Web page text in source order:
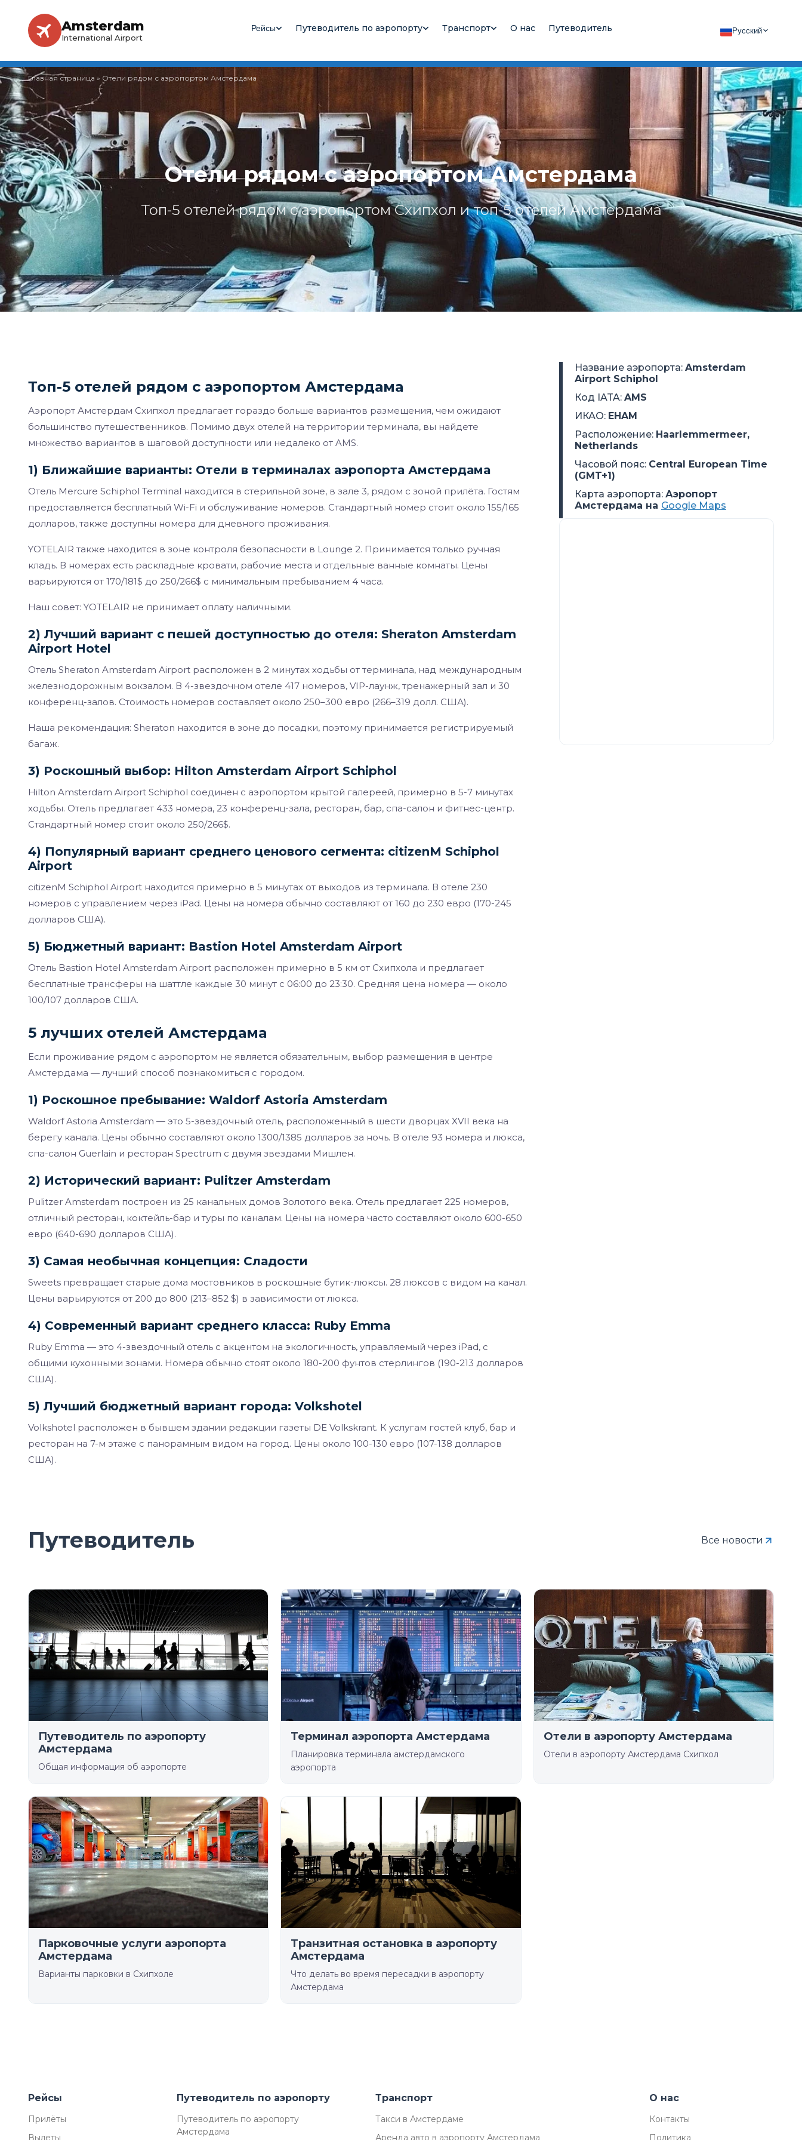
Amsterdam
International Airport
Рейсы Путеводитель по аэропорту Транспорт О нас Путеводитель Русский
Главная страница » Отели рядом с аэропортом Амстердама
Отели рядом с аэропортом Амстердама
Топ-5 отелей рядом с аэропортом Схипхол и топ-5 отелей Амстердама
Топ-5 отелей рядом с аэропортом Амстердама
Аэропорт Амстердам Схипхол предлагает гораздо больше вариантов размещения, чем ожидают
большинство путешественников. Помимо двух отелей на территории терминала, вы найдете
множество вариантов в шаговой доступности или недалеко от AMS.
1) Ближайшие варианты: Отели в терминалах аэропорта Амстердама
Отель Mercure Schiphol Terminal находится в стерильной зоне, в зале 3, рядом с зоной прилёта. Гостям
предоставляется бесплатный Wi-Fi и обслуживание номеров. Стандартный номер стоит около 155/165
долларов, также доступны номера для дневного проживания.
YOTELAIR также находится в зоне контроля безопасности в Lounge 2. Принимается только ручная
кладь. В номерах есть раскладные кровати, рабочие места и отдельные ванные комнаты. Цены
варьируются от 170/181$ до 250/266$ с минимальным пребыванием 4 часа.
Наш совет: YOTELAIR не принимает оплату наличными.
2) Лучший вариант с пешей доступностью до отеля: Sheraton Amsterdam
Airport Hotel
Отель Sheraton Amsterdam Airport расположен в 2 минутах ходьбы от терминала, над международным
железнодорожным вокзалом. В 4-звездочном отеле 417 номеров, VIP-лаунж, тренажерный зал и 30
конференц-залов. Стоимость номеров составляет около 250–300 евро (266–319 долл. США).
Наша рекомендация: Sheraton находится в зоне до посадки, поэтому принимается регистрируемый
багаж.
3) Роскошный выбор: Hilton Amsterdam Airport Schiphol
Hilton Amsterdam Airport Schiphol соединен с аэропортом крытой галереей, примерно в 5-7 минутах
ходьбы. Отель предлагает 433 номера, 23 конференц-зала, ресторан, бар, спа-салон и фитнес-центр.
Стандартный номер стоит около 250/266$.
4) Популярный вариант среднего ценового сегмента: citizenM Schiphol
Airport
citizenM Schiphol Airport находится примерно в 5 минутах от выходов из терминала. В отеле 230
номеров с управлением через iPad. Цены на номера обычно составляют от 160 до 230 евро (170-245
долларов США).
5) Бюджетный вариант: Bastion Hotel Amsterdam Airport
Отель Bastion Hotel Amsterdam Airport расположен примерно в 5 км от Схипхола и предлагает
бесплатные трансферы на шаттле каждые 30 минут с 06:00 до 23:30. Средняя цена номера — около
100/107 долларов США.
5 лучших отелей Амстердама
Если проживание рядом с аэропортом не является обязательным, выбор размещения в центре
Амстердама — лучший способ познакомиться с городом.
1) Роскошное пребывание: Waldorf Astoria Amsterdam
Waldorf Astoria Amsterdam — это 5-звездочный отель, расположенный в шести дворцах XVII века на
берегу канала. Цены обычно составляют около 1300/1385 долларов за ночь. В отеле 93 номера и люкса,
спа-салон Guerlain и ресторан Spectrum с двумя звездами Мишлен.
2) Исторический вариант: Pulitzer Amsterdam
Pulitzer Amsterdam построен из 25 канальных домов Золотого века. Отель предлагает 225 номеров,
отличный ресторан, коктейль-бар и туры по каналам. Цены на номера часто составляют около 600-650
евро (640-690 долларов США).
3) Самая необычная концепция: Сладости
Sweets превращает старые дома мостовников в роскошные бутик-люксы. 28 люксов с видом на канал.
Цены варьируются от 200 до 800 (213–852 $) в зависимости от люкса.
4) Современный вариант среднего класса: Ruby Emma
Ruby Emma — это 4-звездочный отель с акцентом на экологичность, управляемый через iPad, с
общими кухонными зонами. Номера обычно стоят около 180-200 фунтов стерлингов (190-213 долларов
США).
5) Лучший бюджетный вариант города: Volkshotel
Volkshotel расположен в бывшем здании редакции газеты DE Volkskrant. К услугам гостей клуб, бар и
ресторан на 7-м этаже с панорамным видом на город. Цены около 100-130 евро (107-138 долларов
США).
Название аэропорта: Amsterdam
Airport Schiphol
Код IATA: AMS
ИКАО: EHAM
Расположение: Haarlemmermeer,
Netherlands
Часовой пояс: Central European Time
(GMT+1)
Карта аэропорта: Аэропорт
Амстердама на Google Maps
Путеводитель Все новости
Путеводитель по аэропорту
Амстердама
Общая информация об аэропорте
Терминал аэропорта Амстердама
Планировка терминала амстердамского
аэропорта
Отели в аэропорту Амстердама
Отели в аэропорту Амстердама Схипхол
Парковочные услуги аэропорта
Амстердама
Варианты парковки в Схипхоле
Транзитная остановка в аэропорту
Амстердама
Что делать во время пересадки в аэропорту
Амстердама
Рейсы
Прилёты
Вылеты
Путеводитель по аэропорту
Путеводитель по аэропорту
Амстердама
Транспорт
Такси в Амстердаме
Аренда авто в аэропорту Амстердама
О нас
Контакты
Политика